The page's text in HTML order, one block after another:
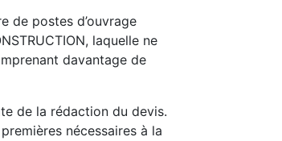
de postes d’ouvrage
laquelle ne
davantage de
de la rédaction du devis.
nécessaires à la